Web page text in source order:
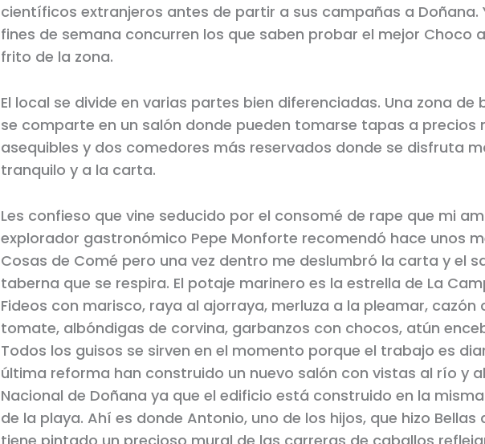
científicos extranjeros antes de partir a sus campañas a Doñana.
fines de semana concurren los que saben probar el mejor Choco
frito de la zona.
El local se divide en varias partes bien diferenciadas. Una zona de
se comparte en un salón donde pueden tomarse tapas a precios
asequibles y dos comedores más reservados donde se disfruta
tranquilo y a la carta.
Les confieso que vine seducido por el consomé de rape que mi
explorador gastronómico Pepe Monforte recomendó hace unos
Cosas de Comé pero una vez dentro me deslumbró la carta y el
taberna que se respira. El potaje marinero es la estrella de La
Fideos con marisco, raya al ajorraya, merluza a la pleamar, cazón
tomate, albóndigas de corvina, garbanzos con chocos, atún
Todos los guisos se sirven en el momento porque el trabajo es
última reforma han construido un nuevo salón con vistas al río y
Nacional de Doñana ya que el edificio está construido en la
de la playa. Ahí es donde Antonio, uno de los hijos, que hizo Bellas